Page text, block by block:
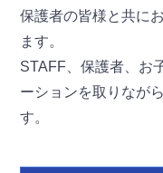
保護者の皆様と共に
ます。
STAFF、保護者、お
ーションを取りなが
す。